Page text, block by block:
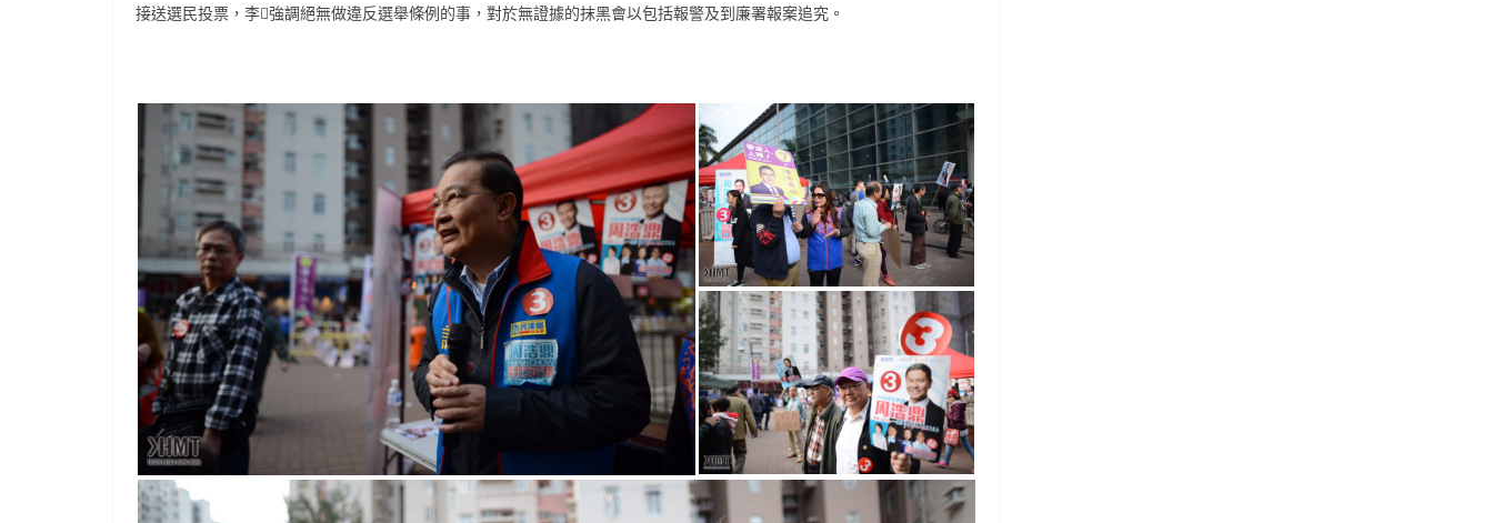
接送選民投票，李強調絕無做違反選舉條例的事，對於無證據的抹黑會以包括報警及到廉署報案追究。